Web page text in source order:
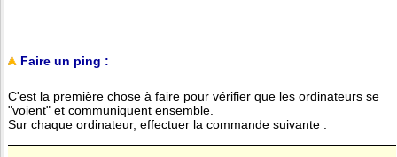
Faire un ping :
C'est la première chose à faire pour vérifier que les ordinateurs se
"voient" et communiquent ensemble.
Sur chaque ordinateur, effectuer la commande suivante :